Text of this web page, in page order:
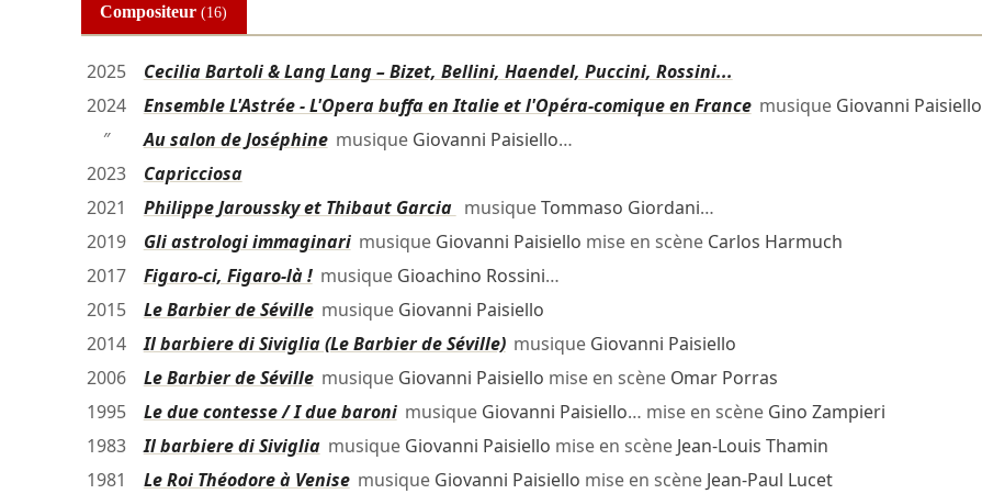
Compositeur(16)
2025
Cecilia Bartoli & Lang Lang – Bizet, Bellini, Haendel, Puccini, Rossini...
2024
Ensemble L'Astrée - L'Opera buffa en Italie et l'Opéra-comique en Francemusique Giovanni Paisiello
″
Au salon de Joséphinemusique Giovanni Paisiello…
2023
Capricciosa
2021
Philippe Jaroussky et Thibaut Garcia musiqueTommaso Giordani…
2019
Gli astrologi immaginarimusique Giovanni Paisiello mise en scène Carlos Harmuch
2017
Figaro-ci, Figaro-là !musique Gioachino Rossini…
2015
Le Barbier de Sévillemusique Giovanni Paisiello
2014
Il barbiere di Siviglia (Le Barbier de Séville)musique Giovanni Paisiello
2006
Le Barbier de Sévillemusique Giovanni Paisiello mise en scène Omar Porras
1995
Le due contesse / I due baronimusique Giovanni Paisiello… mise en scène Gino Zampieri
1983
Il barbiere di Sivigliamusique Giovanni Paisiello mise en scène Jean-Louis Thamin
1981
Le Roi Théodore à Venisemusique Giovanni Paisiello mise en scène Jean-Paul Lucet